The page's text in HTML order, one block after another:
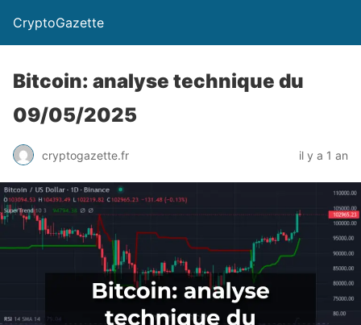
CryptoGazette
Bitcoin: analyse technique du
09/05/2025
cryptogazette.fr il y a 1 an